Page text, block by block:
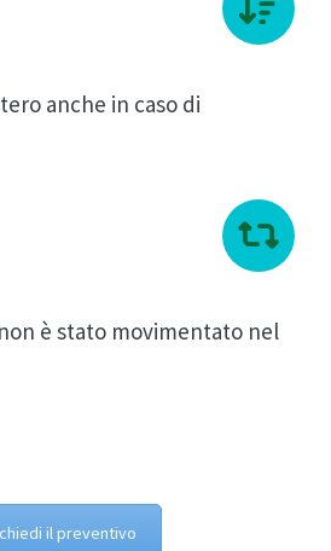
anche in caso di
è stato movimentato nel
il preventivo